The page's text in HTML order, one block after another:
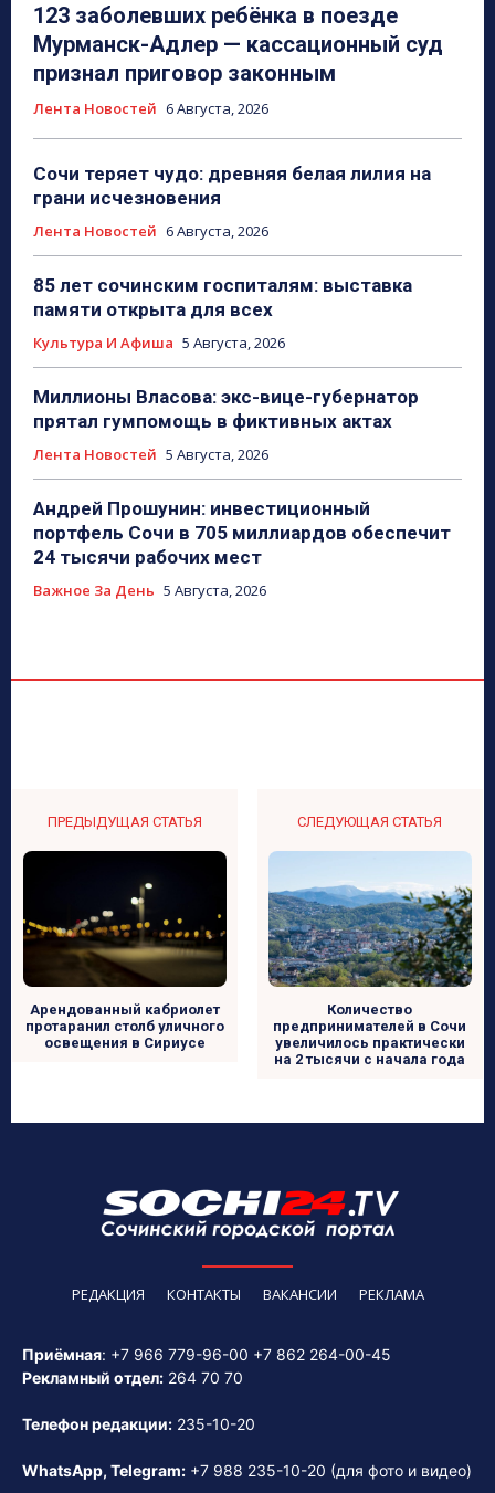
123 заболевших ребёнка в поезде
Мурманск-Адлер — кассационный суд
признал приговор законным
Лента Новостей 6 Августа, 2026
Сочи теряет чудо: древняя белая лилия на
грани исчезновения
Лента Новостей 6 Августа, 2026
85 лет сочинским госпиталям: выставка
памяти открыта для всех
Культура И Афиша 5 Августа, 2026
Миллионы Власова: экс-вице-губернатор
прятал гумпомощь в фиктивных актах
Лента Новостей 5 Августа, 2026
Андрей Прошунин: инвестиционный
портфель Сочи в 705 миллиардов обеспечит
24 тысячи рабочих мест
Важное За День 5 Августа, 2026
ПРЕДЫДУЩАЯ СТАТЬЯ
Арендованный кабриолет
протаранил столб уличного
освещения в Сириусе
СЛЕДУЮЩАЯ СТАТЬЯ
Количество
предпринимателей в Сочи
увеличилось практически
на 2 тысячи с начала года
РЕДАКЦИЯ КОНТАКТЫ ВАКАНСИИ РЕКЛАМА
Приёмная: +7 966 779-96-00 +7 862 264-00-45
Рекламный отдел: 264 70 70
Телефон редакции: 235-10-20
WhatsApp, Telegram: +7 988 235-10-20 (для фото и видео)